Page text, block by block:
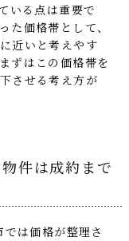
いる点は重要で
た価格帯として、
近いと考えやす
ずはこの価格帯を
させる考え方が
件は成約まで
は価格が整理さ